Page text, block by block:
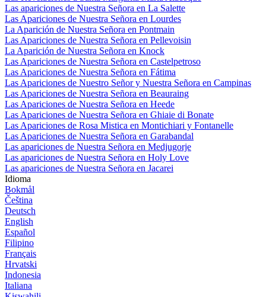
Las apariciones de Nuestra Señora en La Salette
Las Apariciones de Nuestra Señora en Lourdes
La Aparición de Nuestra Señora en Pontmain
Las Apariciones de Nuestra Señora en Pellevoisin
La Aparición de Nuestra Señora en Knock
Las Apariciones de Nuestra Señora en Castelpetroso
Las Apariciones de Nuestra Señora en Fátima
Las Apariciones de Nuestro Señor y Nuestra Señora en Campinas
Las Apariciones de Nuestra Señora en Beauraing
Las Apariciones de Nuestra Señora en Heede
Las Apariciones de Nuestra Señora en Ghiaie di Bonate
Las Apariciones de Rosa Mistica en Montichiari y Fontanelle
Las Apariciones de Nuestra Señora en Garabandal
Las apariciones de Nuestra Señora en Medjugorje
Las apariciones de Nuestra Señora en Holy Love
Las apariciones de Nuestra Señora en Jacarei
Idioma
Bokmål
Čeština
Deutsch
English
Español
Filipino
Français
Hrvatski
Indonesia
Italiana